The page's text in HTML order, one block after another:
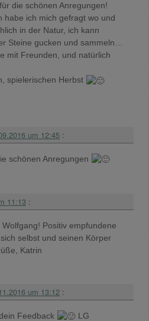
die schönen Anregungen!
habe ich mich gefragt wo und
in der Natur, ich kann
Steine gucken und sammeln…
mit Freunden, und natürlich
spielerischen Herbst
um 12:45 :
schönen Anregungen
11:13 :
Positiv empfundene
selbst und seinen Körper
Katrin
um 13:12 :
Feedback
LG